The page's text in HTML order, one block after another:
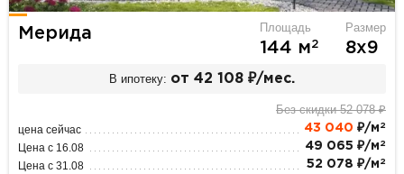
Мерида Площадь
144 м2
Размер
8х9
В ипотеку: от 42 108 ₽/мес.
Без скидки 52 078 ₽
цена сейчас 43 040 ₽/м 2
Цена с 16.08 49 065 ₽/м 2
Цена с 31.08 52 078 ₽/м 2